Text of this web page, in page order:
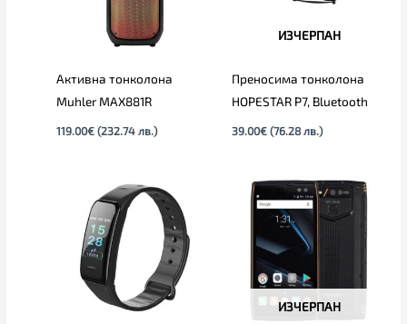
Активна тонколона
Muhler MAX881R
119.00€ (232.74 лв.)
ИЗЧЕРПАН
Преносима тонколона
HOPESTAR P7, Bluetooth
39.00€ (76.28 лв.)
ИЗЧЕРПАН